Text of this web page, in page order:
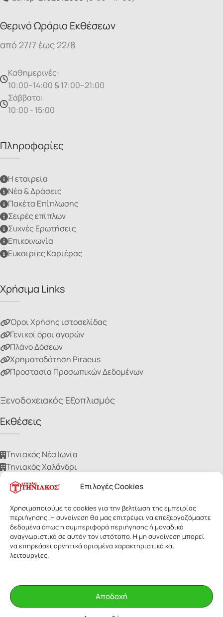
Επιλογές Cookies
Χρησιμοποιούμε τα cookies για την βελτίωση της εμπειρίας
περιήγησης. Η συναίνεση θα μας επιτρέψει να επεξεργαζόμαστε
δεδομένα όπως η συμπεριφορά περιήγησης ή μοναδικά
αναγνωριστικά σε αυτόν τον ιστότοπο. Η μη συναίνεση μπορεί
να επηρεάσει αρνητικά ορισμένα χαρακτηριστικά και
λειτουργίες.
Αποδοχή
Θερινό Ωράριο Εκθέσεων
από 27/7 έως 22/8
Καθημερινές:
10:00–14:00 & 17:00–21:00
Σάββατο:
10:00 - 15:00
Πληροφορίες
Η εταιρεία
Νέα & Δράσεις
Πακέτα Επίπλωσης
Σειρές επίπλων
Συχνές Ερωτήσεις
Επικοινωνία
Ευκαιρίες Καριέρας
Χρήσιμα Links
Όροι Χρήσης ιστοσελίδας
Γενικοί όροι αγορών
Πλάνο Δόσεων
Χρηματοδότηση Piraeus
Προστασία Προσωπικών Δεδομένων
Ξενοδοχειακός Εξοπλισμός
Εκθέσεις
Τηνιακός Νέα Ιωνία
Τηνιακός Χαλάνδρι
Τηνιακός Ίλιον
Τηνιακός Νίκαια
Τηνιακός Ηλιούπολη
Δεν επιτρέπεται η αναδημοσίευσή τους για οποιοδήποτε λόγο,
χωρίς έγγραφη άδεια της εταιρίας.